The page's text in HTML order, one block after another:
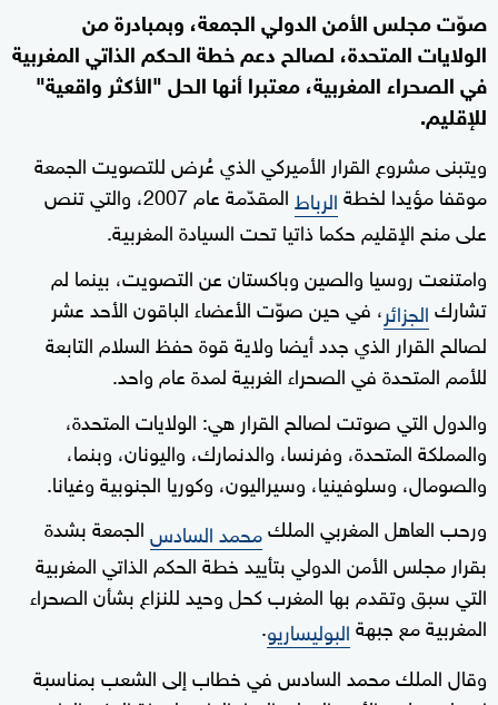
صوّت مجلس الأمن الدولي الجمعة، وبمبادرة من
الولايات المتحدة، لصالح دعم خطة الحكم الذاتي المغربية
في الصحراء المغربية، معتبرا أنها الحل "الأكثر واقعية"
للإقليم.
ويتبنى مشروع القرار الأميركي الذي عُرض للتصويت الجمعة
موقفا مؤيدا لخطةالرباط
المقدّمة عام 2007، والتي تنص
على منح الإقليم حكما ذاتيا تحت السيادة المغربية.
وامتنعت روسيا والصين وباكستان عن التصويت، بينما لم
تشاركالجزائر، في حين صوّت الأعضاء الباقون الأحد عشر
لصالح القرار الذي جدد أيضا ولاية قوة حفظ السلام التابعة
للأمم المتحدة في الصحراء الغربية لمدة عام واحد.
والدول التي صوتت لصالح القرار هي: الولايات المتحدة،
والمملكة المتحدة، وفرنسا، والدنمارك، واليونان، وبنما،
والصومال، وسلوفينيا، وسيراليون، وكوريا الجنوبية وغيانا.
ورحب العاهل المغربي الملكمحمد السادسالجمعة بشدة
بقرار مجلس الأمن الدولي بتأييد خطة الحكم الذاتي المغربية
التي سبق وتقدم بها المغرب كحل وحيد للنزاع بشأن الصحراء
المغربية مع جبهةالبوليساريو.
وقال الملك محمد السادس في خطاب إلى الشعب بمناسبة